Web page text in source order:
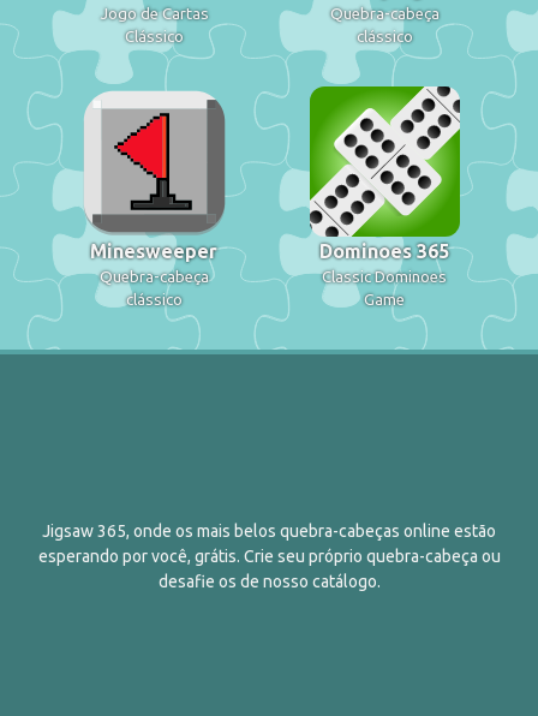
Jogo de Cartas
Clássico
Quebra-cabeça
clássico
Minesweeper
Quebra-cabeça
clássico
Dominoes 365
Classic Dominoes
Game
Jigsaw 365, onde os mais belos quebra-cabeças online estão
esperando por você, grátis. Crie seu próprio quebra-cabeça ou
desafie os de nosso catálogo.